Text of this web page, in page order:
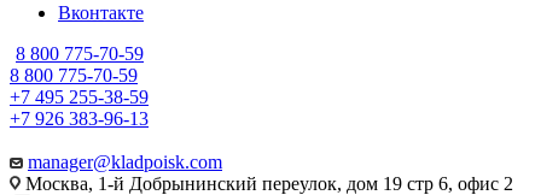
Вконтакте
8 800 775-70-59
8 800 775-70-59
+7 495 255-38-59
+7 926 383-96-13
manager@kladpoisk.com
Москва, 1-й Добрынинский переулок, дом 19 стр 6, офис 2